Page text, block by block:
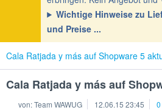
Wichtige Hinweise zu
und Preise
Cala Ratjada y más auf Shopware 5
Cala Ratjada y más auf
von:Team WAWUG 12.06.15 23:45